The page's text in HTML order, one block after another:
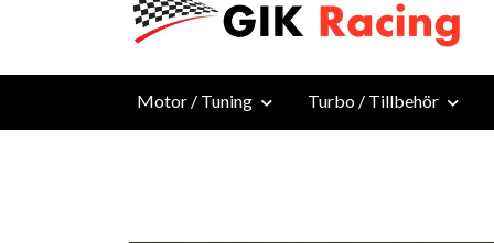
Motor / Tuning Turbo / Tillbehör